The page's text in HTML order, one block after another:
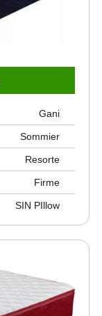
Gani
Sommier
Resorte
Firme
SIN PIllow